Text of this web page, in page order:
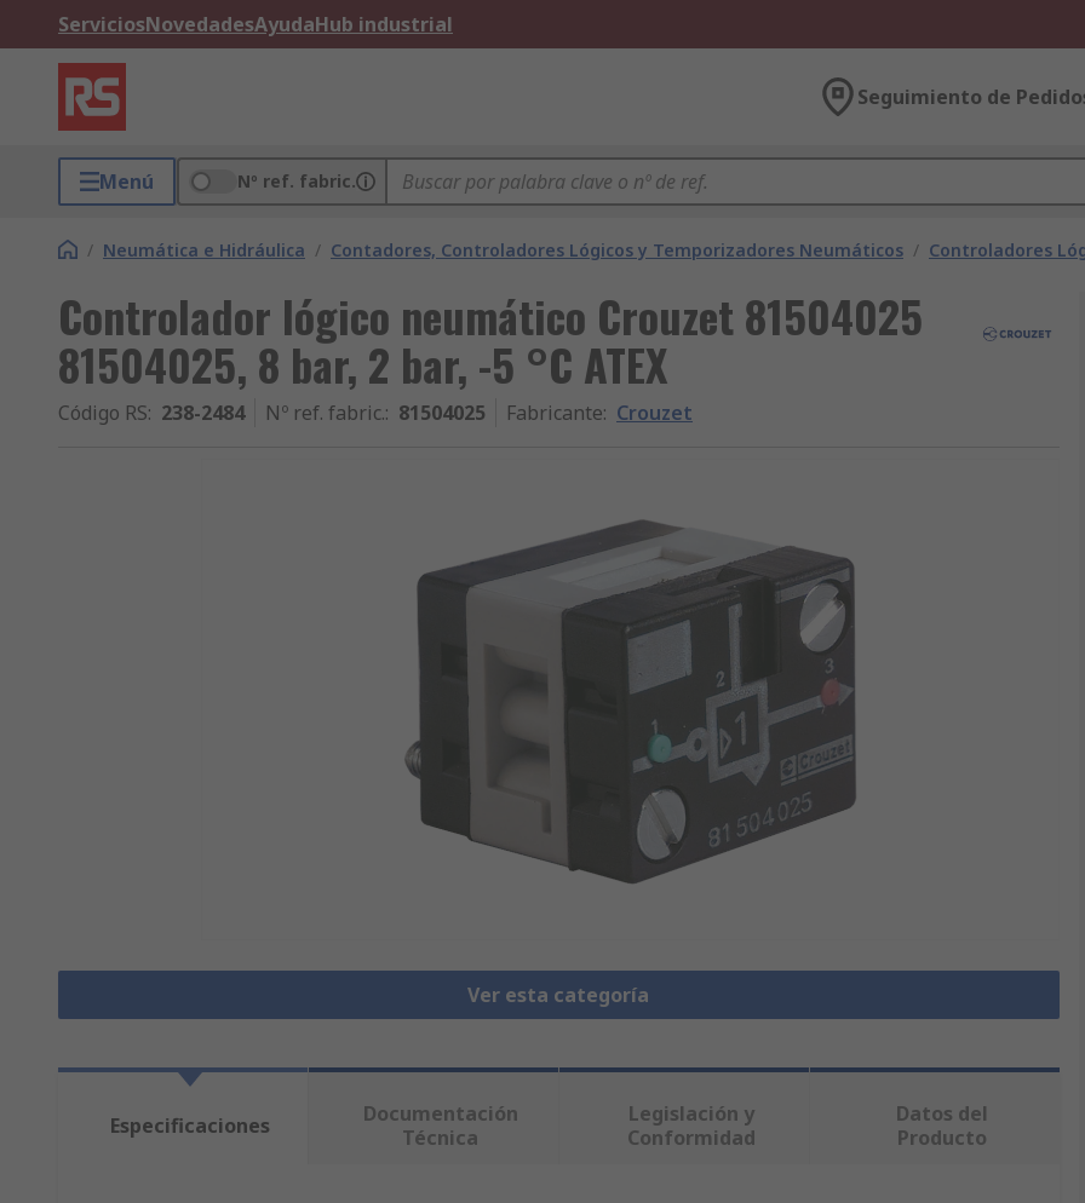
ServiciosNovedadesAyudaHub industrial
Seguimiento de
Menú Nº ref. fabric.
/ Neumática e Hidráulica / Contadores, Controladores Lógicos y Temporizadores Neumáticos / Controladores
Controlador lógico neumático Crouzet 81504025
81504025, 8 bar, 2 bar, -5 °C ATEX
Código RS: 238-2484 Nº ref. fabric.: 81504025 Fabricante: Crouzet
Ver esta categoría
Especificaciones
Documentación
Técnica
Legislación y
Conformidad
Datos del
Producto